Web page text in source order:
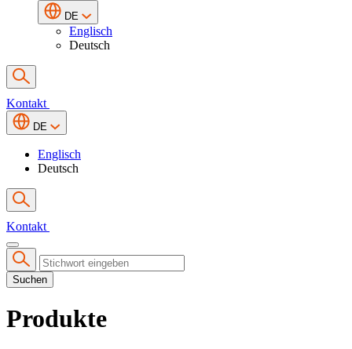
DE
Englisch
Deutsch
Kontakt
DE
Englisch
Deutsch
Kontakt
Suchen
Produkte